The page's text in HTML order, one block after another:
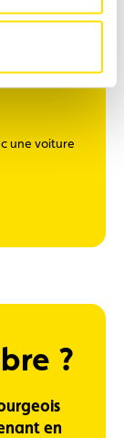
une voiture
?
en